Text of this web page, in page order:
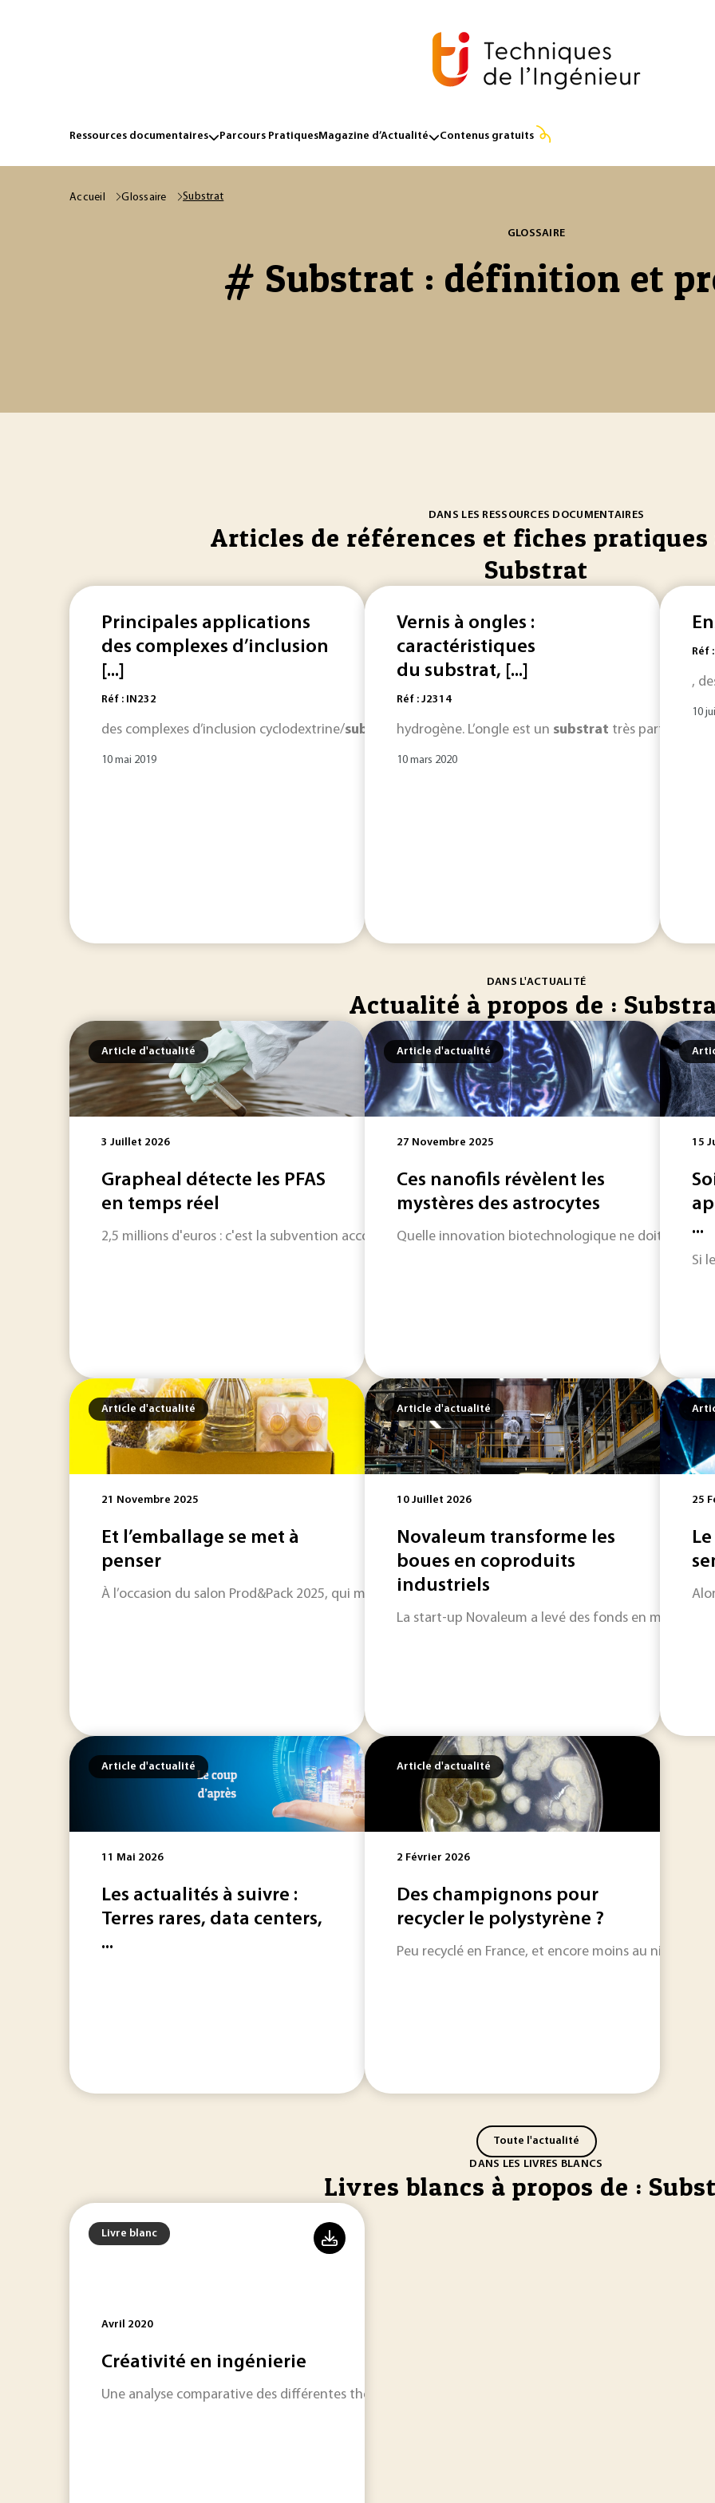
Ressources documentaires Parcours PratiquesMagazine d’Actualité Contenus gratuits
Accueil Glossaire Substrat
GLOSSAIRE
# Substrat : définition et
DANS LES RESSOURCES DOCUMENTAIRES
Articles de références et fiches pratiques
Substrat
Principales applications
des complexes d’inclusion
[...]
Réf : IN232
des complexes d’inclusion cyclodextrine/substratillustrées par des exemples décrits dans la
10 mai 2019
Vernis à ongles :
caractéristiques
du substrat, [...]
Réf : J2314
hydrogène. L’ongle est un substrat très particulier,
10 mars 2020
Réf
,
10
DANS L'ACTUALITÉ
Actualité à propos de :
Article d'actualité
3 Juillet 2026
Grapheal détecte les PFAS
en temps réel
2,5 millions d'euros : c'est la subvention accordée par l'Union européenne à Grapheal pour
Article d'actualité
27 Novembre 2025
Ces nanofils révèlent les
mystères des astrocytes
Quelle innovation biotechnologique ne doit-on pas
15
...
Si
Article d'actualité
21 Novembre 2025
Et l’emballage se met à
penser
À l’occasion du salon Prod&Pack 2025, qui met à l’honneur les tendances innovantes et durables de
Article d'actualité
10 Juillet 2026
Novaleum transforme les
boues en coproduits
industriels
La start-up Novaleum a levé des fonds en mars
25
Article d'actualité
11 Mai 2026
Les actualités à suivre :
Terres rares, data centers,
...
Article d'actualité
2 Février 2026
Des champignons pour
recycler le polystyrène ?
Peu recyclé en France, et encore moins au niveau
Toute l'actualité
DANS LES LIVRES BLANCS
Livres blancs à propos de :
Livre blanc
Avril 2020
Créativité en ingénierie
Une analyse comparative des différentes théories, méthodes, outils à la disposition de l'ingénieur